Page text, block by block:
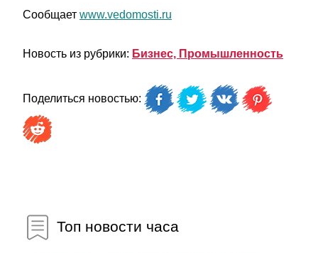
Сообщает www.vedomosti.ru
Новость из рубрики: Бизнес, Промышленность
Поделиться новостью:
Топ новости часа